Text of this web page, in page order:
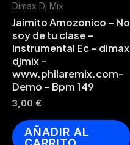
Dimax Dj Mix
Jaimito Amozonico – No
soy de tu clase –
Instrumental Ec – dimax
djmix –
www.philaremix.com-
Demo – Bpm 149
3,00 €
AÑADIR AL